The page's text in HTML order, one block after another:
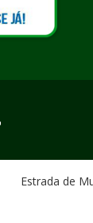
Estrada de